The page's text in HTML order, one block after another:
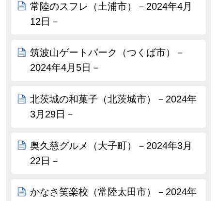
常陸のスフレ（土浦市）－2024年4月
12日－
筑波山ゲートパーク（つくば市）－
2024年4月5日－
北茨城の和菓子（北茨城市）－2024年
3月29日－
奥久慈グルメ（大子町）－2024年3月
22日－
かなさ笑楽校（常陸太田市）－2024年